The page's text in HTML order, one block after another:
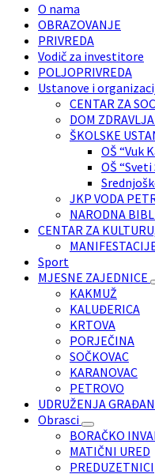
O nama
OBRAZOVANJE
PRIVREDA
Vodič za investitore
POLJOPRIVREDA
Ustanove i
CENTAR ZA
DOM
ŠKOLSKE
OŠ “Vuk
OŠ
JKP VODA
NARODNA
CENTAR ZA
Sport
MJESNE ZAJEDNICE
KAKMUŽ
KALUĐERICA
KRTOVA
PORJEČINA
SOČKOVAC
KARANOVAC
PETROVO
UDRUŽENJA
Obrasci
BORAČKO
MATIČNI URED
PREDUZETNICI